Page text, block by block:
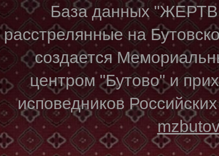
База данных
расстрелянные на
создается
центром "Бутово" и
исповедников